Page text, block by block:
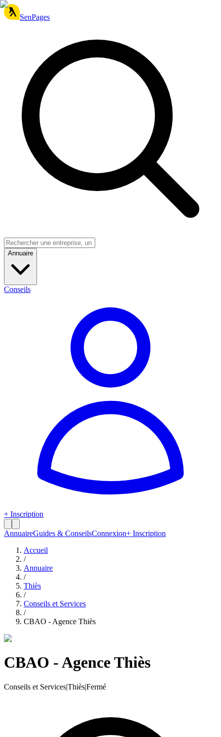
SenPages
Annuaire
Conseils
+ Inscription
AnnuaireGuides & ConseilsConnexion+ Inscription
Accueil
/
Annuaire
/
Thiès
/
Conseils et Services
/
CBAO - Agence Thiès
CBAO - Agence Thiès
Conseils et Services|Thiès|Fermé